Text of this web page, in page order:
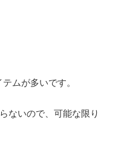
ムが多いです。
ないので、可能な限り